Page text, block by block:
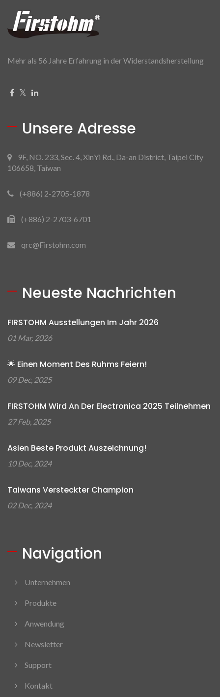
Mehr als 56 Jahre Erfahrung in der Widerstandsherstellung
Unsere Adresse
9F, NO. 233, Sec. 4, XinYi Rd., Da-an District, Taipei City
106658, Taiwan
(+886) 2-2705-1878
(+886) 2-2703-6701
qrc@Firstohm.com
Neueste Nachrichten
FIRSTOHM Ausstellungen Im Jahr 2026
01 Mar, 2026
🌟 Einen Moment Des Ruhms Feiern!
09 Dec, 2025
FIRSTOHM Wird An Der Electronica 2025 Teilnehmen
27 Feb, 2025
Asien Beste Produkt Auszeichnung!
10 Dec, 2024
Taiwans Versteckter Champion
02 Dec, 2024
Navigation
Unternehmen
Produkte
Anwendung
Newsletter
Support
Kontakt